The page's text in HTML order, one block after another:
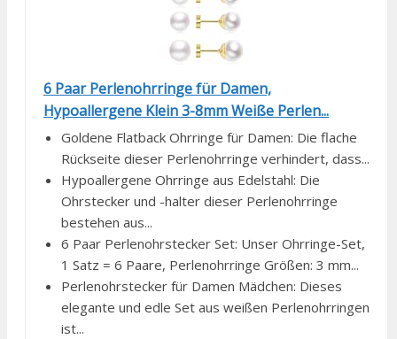
6 Paar Perlenohrringe für Damen,
Hypoallergene Klein 3-8mm Weiße Perlen...
Goldene Flatback Ohrringe für Damen: Die flache
Rückseite dieser Perlenohrringe verhindert, dass...
Hypoallergene Ohrringe aus Edelstahl: Die
Ohrstecker und -halter dieser Perlenohrringe
bestehen aus...
6 Paar Perlenohrstecker Set: Unser Ohrringe-Set,
1 Satz = 6 Paare, Perlenohrringe Größen: 3 mm...
Perlenohrstecker für Damen Mädchen: Dieses
elegante und edle Set aus weißen Perlenohrringen
ist...